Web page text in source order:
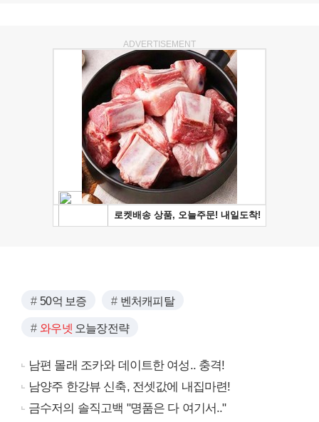
ADVERTISEMENT
50억 보증 벤처캐피탈
와우넷 오늘장전략
남편 몰래 조카와 데이트한 여성.. 충격!
남양주 한강뷰 신축, 전셋값에 내집마련!
금수저의 솔직고백 "명품은 다 여기서.."